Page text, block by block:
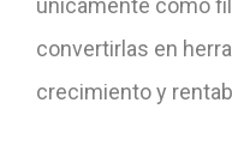
únicamente como
convertirlas en
crecimiento y